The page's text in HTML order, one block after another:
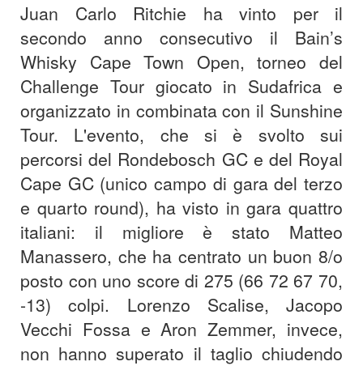
Juan Carlo Ritchie ha vinto per il
secondo anno consecutivo il Bain’s
Whisky Cape Town Open, torneo del
Challenge Tour giocato in Sudafrica e
organizzato in combinata con il Sunshine
Tour. L'evento, che si è svolto sui
percorsi del Rondebosch GC e del Royal
Cape GC (unico campo di gara del terzo
e quarto round), ha visto in gara quattro
italiani: il migliore è stato Matteo
Manassero, che ha centrato un buon 8/o
posto con uno score di 275 (66 72 67 70,
-13) colpi. Lorenzo Scalise, Jacopo
Vecchi Fossa e Aron Zemmer, invece,
non hanno superato il taglio chiudendo